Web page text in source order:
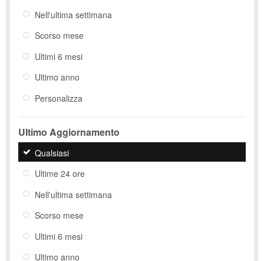
Nell'ultima settimana
Scorso mese
Ultimi 6 mesi
Ultimo anno
Personalizza
Ultimo Aggiornamento
Qualsiasi
Ultime 24 ore
Nell'ultima settimana
Scorso mese
Ultimi 6 mesi
Ultimo anno